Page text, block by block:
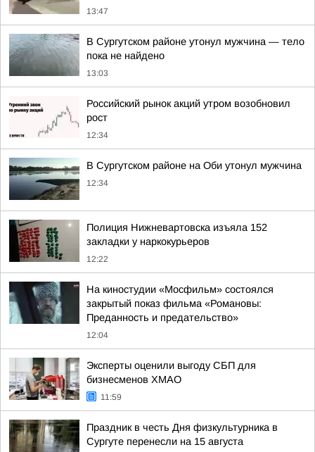
13:47
В Сургутском районе утонул мужчина — тело
пока не найдено
13:03
Российский рынок акций утром возобновил
рост
12:34
В Сургутском районе на Оби утонул мужчина
12:34
Полиция Нижневартовска изъяла 152
закладки у наркокурьеров
12:22
На киностудии «Мосфильм» состоялся
закрытый показ фильма «Романовы:
Преданность и предательство»
12:04
Эксперты оценили выгоду СБП для
бизнесменов ХМАО
11:59
Праздник в честь Дня физкультурника в
Сургуте перенесли на 15 августа